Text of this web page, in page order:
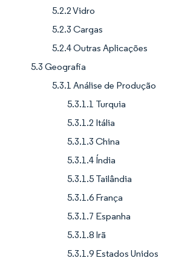
5.2.2 Vidro
5.2.3 Cargas
5.2.4 Outras Aplicações
5.3 Geografia
5.3.1 Análise de Produção
5.3.1.1 Turquia
5.3.1.2 Itália
5.3.1.3 China
5.3.1.4 Índia
5.3.1.5 Tailândia
5.3.1.6 França
5.3.1.7 Espanha
5.3.1.8 Irã
5.3.1.9 Estados Unidos